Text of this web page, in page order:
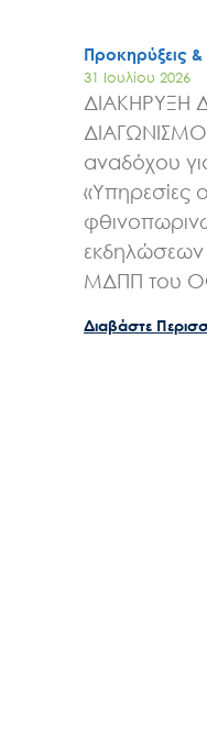
Προκηρύξεις
31 Ιουλίου 2026
ΔΙΑΚΗΡΥΞΗ
αναδόχου
εκδηλώσεων
ΜΔΠΠ του
Διαβάστε